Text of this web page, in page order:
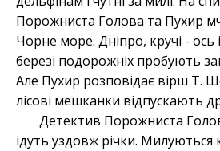
Порожниста Голова та Пухир
Чорне море. Дніпро, кручі - ось
березі подорожніх пробують
Але Пухир розповідає вірш Т.
лісові мешканки відпускають
Детектив Порожниста
ідуть уздовж річки. Милуються